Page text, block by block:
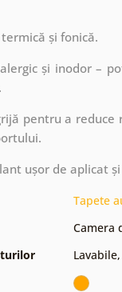
și fonică.
și inodor –
pentru a reduce
ușor de aplicat
Tapete
Camera
Lavabile,